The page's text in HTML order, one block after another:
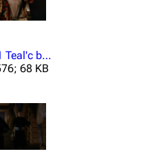
SG1 5x01 Teal'c böse.jpg
68 KB